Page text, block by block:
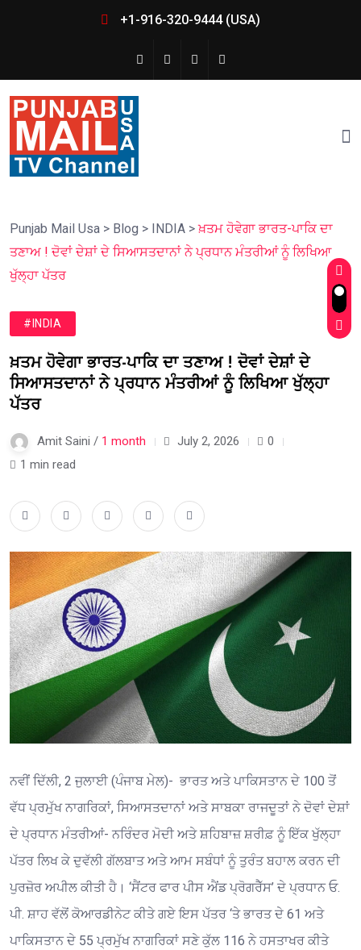
+1-916-320-9444 (USA)
Punjab Mail Usa > Blog > INDIA >ਖ਼ਤਮ ਹੋਵੇਗਾ ਭਾਰਤ-ਪਾਕਿ ਦਾ
ਤਣਾਅ ! ਦੋਵਾਂ ਦੇਸ਼ਾਂ ਦੇ ਸਿਆਸਤਦਾਨਾਂ ਨੇ ਪ੍ਰਧਾਨ ਮੰਤਰੀਆਂ ਨੂੰ ਲਿਖਿਆ
ਖੁੱਲ੍ਹਾ ਪੱਤਰ
#INDIA
ਖ਼ਤਮ ਹੋਵੇਗਾ ਭਾਰਤ-ਪਾਕਿ ਦਾ ਤਣਾਅ ! ਦੋਵਾਂ ਦੇਸ਼ਾਂ ਦੇ
ਸਿਆਸਤਦਾਨਾਂ ਨੇ ਪ੍ਰਧਾਨ ਮੰਤਰੀਆਂ ਨੂੰ ਲਿਖਿਆ ਖੁੱਲ੍ਹਾ
ਪੱਤਰ
Amit Saini / 1 month July 2, 2026
0
1 min read
ਨਵੀਂ ਦਿੱਲੀ, 2 ਜੁਲਾਈ (ਪੰਜਾਬ ਮੇਲ)- ਭਾਰਤ ਅਤੇ ਪਾਕਿਸਤਾਨ ਦੇ 100 ਤੋਂ
ਵੱਧ ਪ੍ਰਮੁੱਖ ਨਾਗਰਿਕਾਂ, ਸਿਆਸਤਦਾਨਾਂ ਅਤੇ ਸਾਬਕਾ ਰਾਜਦੂਤਾਂ ਨੇ ਦੋਵਾਂ ਦੇਸ਼ਾਂ
ਦੇ ਪ੍ਰਧਾਨ ਮੰਤਰੀਆਂ- ਨਰਿੰਦਰ ਮੋਦੀ ਅਤੇ ਸ਼ਹਿਬਾਜ਼ ਸ਼ਰੀਫ਼ ਨੂੰ ਇੱਕ ਖੁੱਲ੍ਹਾ
ਪੱਤਰ ਲਿਖ ਕੇ ਦੁਵੱਲੀ ਗੱਲਬਾਤ ਅਤੇ ਆਮ ਸਬੰਧਾਂ ਨੂੰ ਤੁਰੰਤ ਬਹਾਲ ਕਰਨ ਦੀ
ਪੁਰਜ਼ੋਰ ਅਪੀਲ ਕੀਤੀ ਹੈ। ‘ਸੈਂਟਰ ਫਾਰ ਪੀਸ ਐਂਡ ਪ੍ਰੋਗਰੈੱਸ’ ਦੇ ਪ੍ਰਧਾਨ ਓ.
ਪੀ. ਸ਼ਾਹ ਵੱਲੋਂ ਕੋਆਰਡੀਨੇਟ ਕੀਤੇ ਗਏ ਇਸ ਪੱਤਰ ‘ਤੇ ਭਾਰਤ ਦੇ 61 ਅਤੇ
ਪਾਕਿਸਤਾਨ ਦੇ 55 ਪ੍ਰਮੁੱਖ ਨਾਗਰਿਕਾਂ ਸਣੇ ਕੁੱਲ 116 ਨੇ ਹਸਤਾਖਰ ਕੀਤੇ